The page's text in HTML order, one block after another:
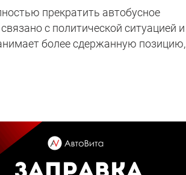
прекратить автобусное
с политической ситуацией и
более сдержанную позицию,